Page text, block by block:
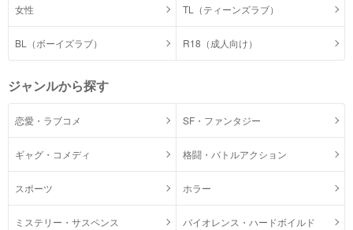
女性 TL（ティーンズラブ）
BL（ボーイズラブ） R18（成人向け）
ジャンルから探す
恋愛・ラブコメ SF・ファンタジー
ギャグ・コメディ 格闘・バトルアクション
スポーツ ホラー
ミステリー・サスペンス バイオレンス・ハードボイルド